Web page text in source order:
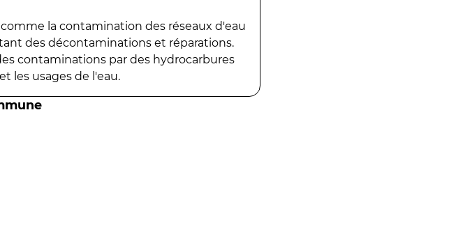
la contamination des réseaux d'eau
des décontaminations et réparations.
contaminations par des hydrocarbures
les usages de l'eau.